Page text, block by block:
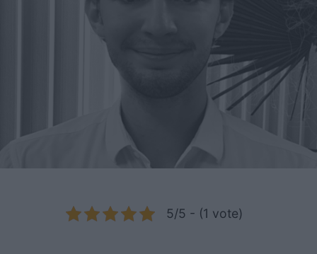
equity et en dette privée.
5/5 - (1 vote)